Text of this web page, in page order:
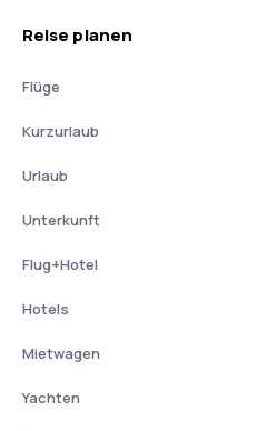
Reise planen
Flüge
Kurzurlaub
Urlaub
Unterkunft
Flug+Hotel
Hotels
Mietwagen
Yachten